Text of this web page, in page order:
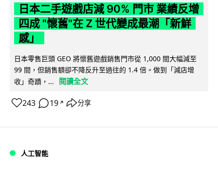
日本二手遊戲店減 90% 門市 業績反增
四成 "懷舊"在 Z 世代變成最潮「新鮮
感」
日本零售巨頭 GEO 將懷舊遊戲銷售門市從 1,000 間大幅減至
99 間，但銷售額卻不降反升至過往的 1.4 倍。做到「減店增
收」奇蹟，...
閱讀全文
243 19 ↗ 分享
人工智能